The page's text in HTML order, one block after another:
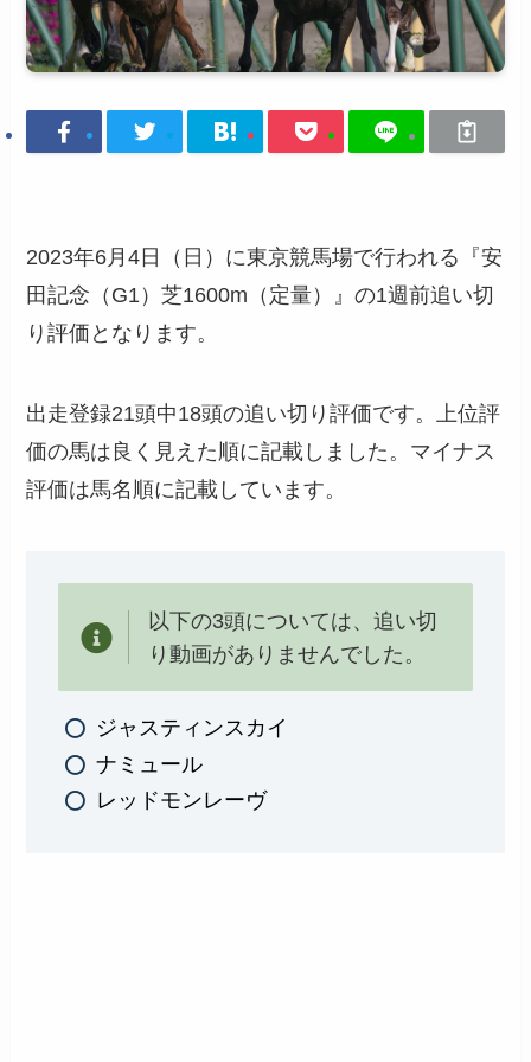
2023年6月4日（日）に東京競馬場で行われる『安
田記念（G1）芝1600m（定量）』の1週前追い切
り評価となります。
出走登録21頭中18頭の追い切り評価です。上位評
価の馬は良く見えた順に記載しました。マイナス
評価は馬名順に記載しています。
以下の3頭については、追い切
り動画がありませんでした。
ジャスティンスカイ
ナミュール
レッドモンレーヴ